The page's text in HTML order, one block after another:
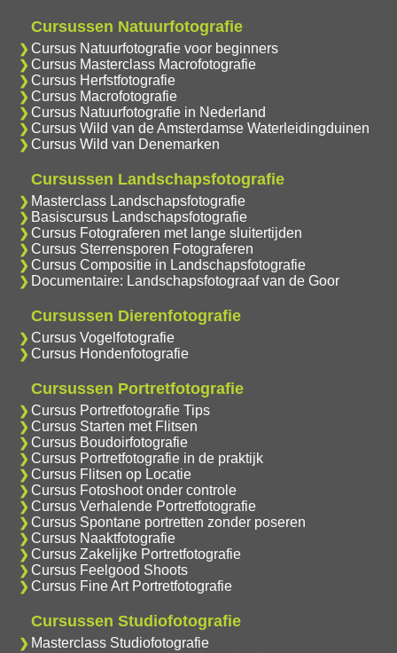
Cursussen Natuurfotografie
Cursus Natuurfotografie voor beginners
Cursus Masterclass Macrofotografie
Cursus Herfstfotografie
Cursus Macrofotografie
Cursus Natuurfotografie in Nederland
Cursus Wild van de Amsterdamse Waterleidingduinen
Cursus Wild van Denemarken
Cursussen Landschapsfotografie
Masterclass Landschapsfotografie
Basiscursus Landschapsfotografie
Cursus Fotograferen met lange sluitertijden
Cursus Sterrensporen Fotograferen
Cursus Compositie in Landschapsfotografie
Documentaire: Landschapsfotograaf van de Goor
Cursussen Dierenfotografie
Cursus Vogelfotografie
Cursus Hondenfotografie
Cursussen Portretfotografie
Cursus Portretfotografie Tips
Cursus Starten met Flitsen
Cursus Boudoirfotografie
Cursus Portretfotografie in de praktijk
Cursus Flitsen op Locatie
Cursus Fotoshoot onder controle
Cursus Verhalende Portretfotografie
Cursus Spontane portretten zonder poseren
Cursus Naaktfotografie
Cursus Zakelijke Portretfotografie
Cursus Feelgood Shoots
Cursus Fine Art Portretfotografie
Cursussen Studiofotografie
Masterclass Studiofotografie